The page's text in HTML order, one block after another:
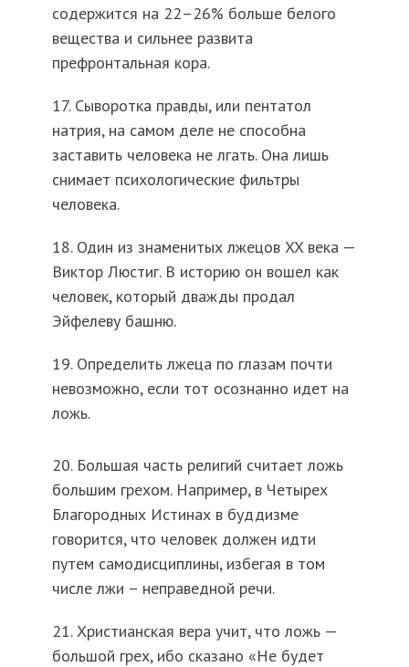
содержится на 22–26% больше белого
вещества и сильнее развита
префронтальная кора.
17. Сыворотка правды, или пентатол
натрия, на самом деле не способна
заставить человека не лгать. Она лишь
снимает психологические фильтры
человека.
18. Один из знаменитых лжецов XX века —
Виктор Люстиг. В историю он вошел как
человек, который дважды продал
Эйфелеву башню.
19. Определить лжеца по глазам почти
невозможно, если тот осознанно идет на
ложь.
20. Большая часть религий считает ложь
большим грехом. Например, в Четырех
Благородных Истинах в буддизме
говорится, что человек должен идти
путем самодисциплины, избегая в том
числе лжи – неправедной речи.
21. Христианская вера учит, что ложь —
большой грех, ибо сказано «Не будет